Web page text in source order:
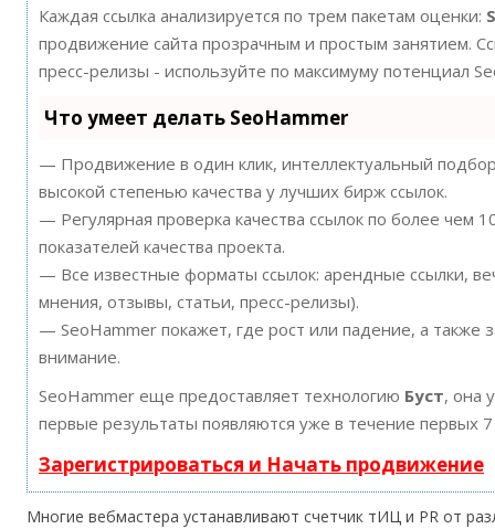
Каждая ссылка анализируется по трем пакетам оценки:
продвижение сайта прозрачным и простым занятием.
пресс-релизы - используйте по максимуму потенциал
Что умеет делать SeoHammer
— Продвижение в один клик, интеллектуальный
высокой степенью качества у лучших бирж ссылок.
— Регулярная проверка качества ссылок по более чем
показателей качества проекта.
— Все известные форматы ссылок: арендные ссылки,
мнения, отзывы, статьи, пресс-релизы).
— SeoHammer покажет, где рост или падение, а также
внимание.
SeoHammer еще предоставляет технологию Буст, она
первые результаты появляются уже в течение первых
Зарегистрироваться и Начать продвижение
Многие вебмастера устанавливают счетчик тИЦ и PR от